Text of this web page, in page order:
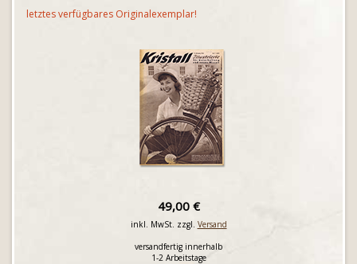
letztes verfügbares Originalexemplar!
49,00 €
inkl. MwSt. zzgl. Versand
versandfertig innerhalb
1-2 Arbeitstage